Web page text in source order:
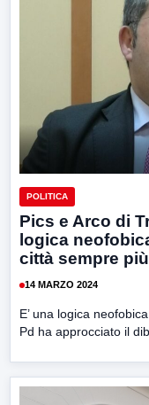
POLITICA
Pics e Arco di
logica
città sempre
14 MARZO 2024
E’ una logica
Pd ha approcciato il